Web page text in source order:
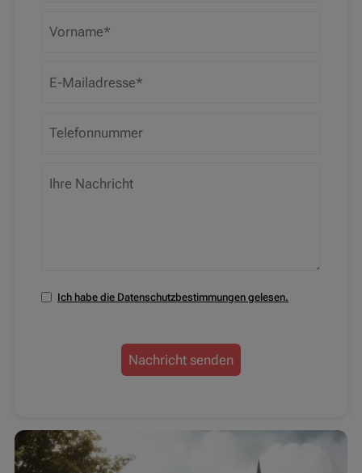
Ich habe die Datenschutzbestimmungen gelesen.
Nachricht senden